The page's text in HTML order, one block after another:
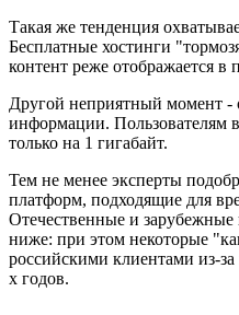
Такая же тенденция
Бесплатные хостинги
контент реже отображается в
Другой неприятный момент -
информации. Пользователям
только на 1 гигабайт.
Тем не менее эксперты
платформ, подходящие для
Отечественные и зарубежные
ниже: при этом некоторые
российскими клиентами из-
х годов.